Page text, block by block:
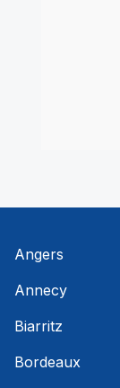
Angers
Annecy
Biarritz
Bordeaux